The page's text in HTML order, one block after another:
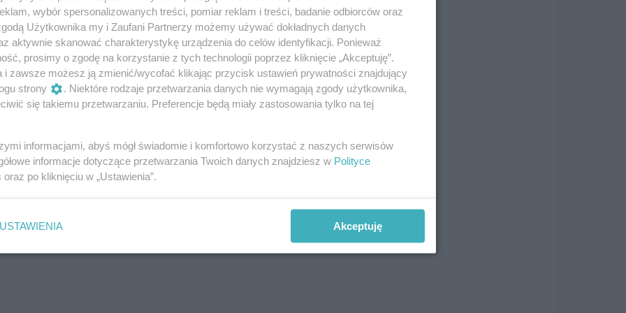
im. Feliksa Nowowiejskiego w Szczecinie. W programie pt.
Dariusz Jagiełło i Antonina Kadur.
n’rollowa i bardzo bujająca. Całość w selekcji
znajdą zarówno utwory chętnie nucone jak i rockowe
wybór spersonalizowanych treści, pomiar reklam i treści, badanie odbiorców oraz
Użytkownika my i Zaufani Partnerzy możemy używać dokładnych danych
aktywnie skanować charakterystykę urządzenia do celów identyfikacji. Ponieważ
prosimy o zgodę na korzystanie z tych technologii poprzez kliknięcie „Akceptuję”.
i zawsze możesz ją zmienić/wycofać klikając przycisk ustawień prywatności znajdujący
strony
. Niektóre rodzaje przetwarzania danych nie wymagają zgody użytkownika,
się takiemu przetwarzaniu. Preferencje będą miały zastosowania tylko na tej
informacjami, abyś mógł świadomie i komfortowo korzystać z naszych serwisów
informacje dotyczące przetwarzania Twoich danych znajdziesz w Polityce
oraz po kliknięciu w „Ustawienia”.
USTAWIENIA Akceptuję